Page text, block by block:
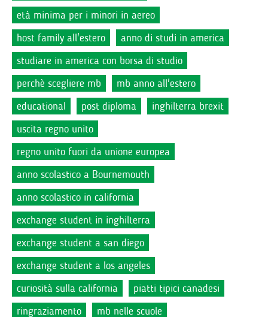
età minima per i minori in aereo
host family all'estero
anno di studi in america
studiare in america con borsa di studio
perchè scegliere mb
mb anno all'estero
educational
post diploma
inghilterra brexit
uscita regno unito
regno unito fuori da unione europea
anno scolastico a Bournemouth
anno scolastico in california
exchange student in inghilterra
exchange student a san diego
exchange student a los angeles
curiosità sulla california
piatti tipici canadesi
ringraziamento
mb nelle scuole